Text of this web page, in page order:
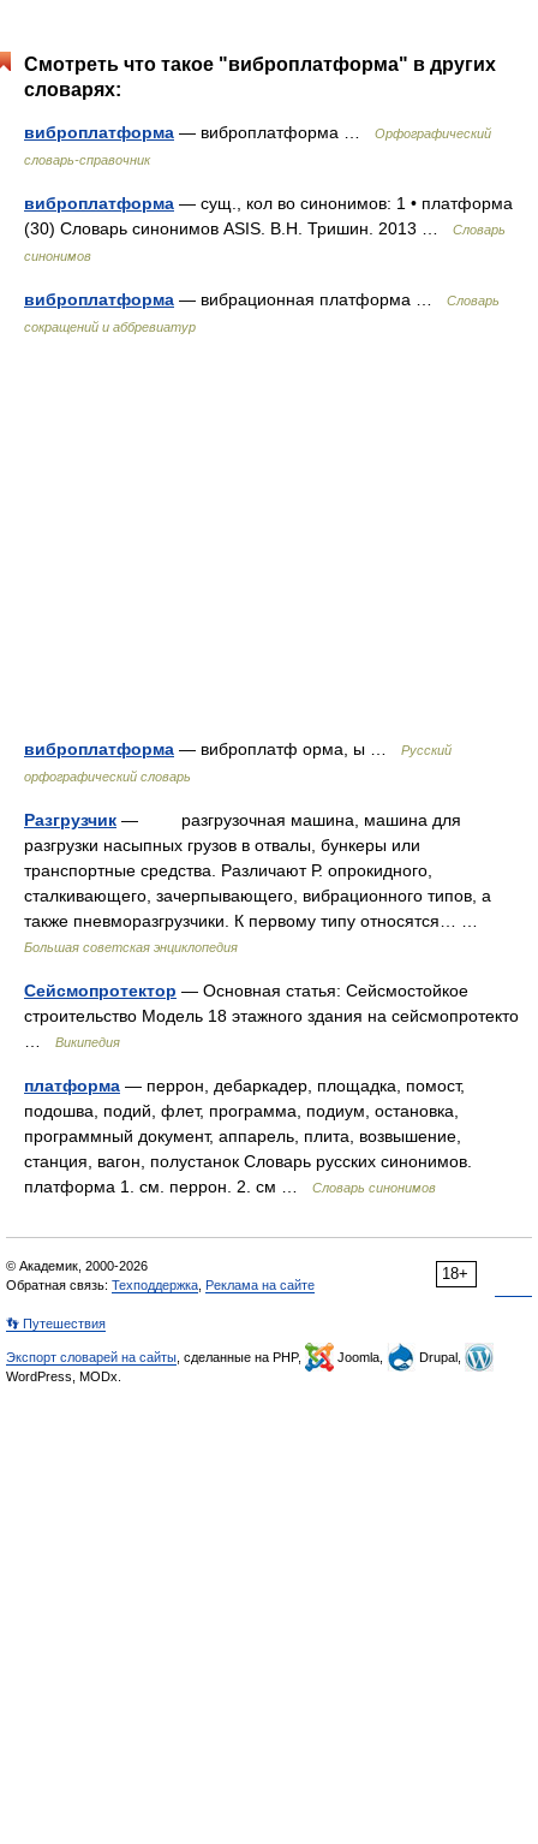
Смотреть что такое "виброплатформа" в других
словарях:
виброплатформа — виброплатформа …
Орфографический
словарь-справочник
виброплатформа — сущ., кол во синонимов: 1 • платформа
(30) Словарь синонимов ASIS. В.Н. Тришин. 2013 …
Словарь
синонимов
виброплатформа — вибрационная платформа …
Словарь
сокращений и аббревиатур
виброплатформа — виброплатф орма, ы …
Русский
орфографический словарь
Разгрузчик — разгрузочная машина, машина для
разгрузки насыпных грузов в отвалы, бункеры или
транспортные средства. Различают Р. опрокидного,
сталкивающего, зачерпывающего, вибрационного типов, а
также пневморазгрузчики. К первому типу относятся… …
Большая советская энциклопедия
Сейсмопротектор — Основная статья: Сейсмостойкое
строительство Модель 18 этажного здания на сейсмопротекто
Википедия
платформа — перрон, дебаркадер, площадка, помост,
подошва, подий, флет, программа, подиум, остановка,
программный документ, аппарель, плита, возвышение,
станция, вагон, полустанок Словарь русских синонимов.
платформа 1. см. перрон. 2. см …
Словарь синонимов
18+
© Академик, 2000-2026
Обратная связь: Техподдержка Реклама на сайте
👣 Путешествия
Экспорт словарей на сайты , сделанные на PHP, Joomla,
Drupal,
WordPress, MODx.